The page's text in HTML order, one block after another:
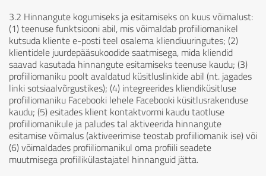
3.2 Hinnangute kogumiseks ja esitamiseks on kuus võimalust:
(1) teenuse funktsiooni abil, mis võimaldab profiiliomanikel
kutsuda kliente e-posti teel osalema kliendiuuringutes; (2)
klientidele juurdepääsukoodide saatmisega, mida kliendid
saavad kasutada hinnangute esitamiseks teenuse kaudu; (3)
profiiliomaniku poolt avaldatud küsitluslinkide abil (nt. jagades
linki sotsiaalvõrgustikes); (4) integreerides kliendiküsitluse
profiiliomaniku Facebooki lehele Facebooki küsitlusrakenduse
kaudu; (5) esitades klient kontaktvormi kaudu taotluse
profiiliomanikule ja paludes tal aktiveerida hinnangute
esitamise võimalus (aktiveerimise teostab profiiliomanik ise) või
(6) võimaldades profiiliomanikul oma profiili seadete
muutmisega profiilikülastajatel hinnanguid jätta.